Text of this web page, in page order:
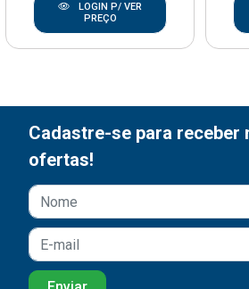
LOGIN P/ VER
PREÇO
Cadastre-se para receber
ofertas!